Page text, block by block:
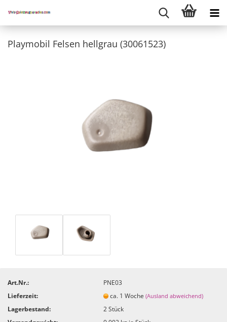
Playmobil Felsen hellgrau (30061523)
Art.Nr.:
PNE03
Lieferzeit:
ca. 1 Woche(Ausland abweichend)
Lagerbestand: 2Stück